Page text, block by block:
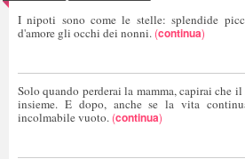
I nipoti sono come le stelle: splendide
d'amore gli occhi dei nonni. (continua)
Solo quando perderai la mamma, capirai che
insieme. E dopo, anche se la vita
incolmabile vuoto. (continua)